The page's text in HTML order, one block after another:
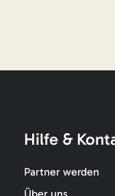
Hilfe &
Partner werden